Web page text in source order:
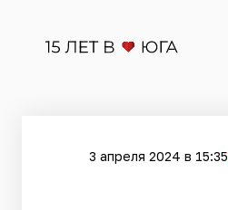
3 апреля 2024 в 15:35